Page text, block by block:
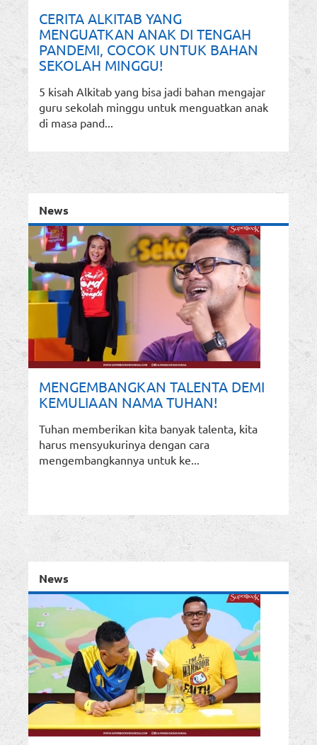
CERITA ALKITAB YANG
MENGUATKAN ANAK DI TENGAH
PANDEMI, COCOK UNTUK BAHAN
SEKOLAH MINGGU!
5 kisah Alkitab yang bisa jadi bahan mengajar
guru sekolah minggu untuk menguatkan anak
di masa pand...
News
MENGEMBANGKAN TALENTA DEMI
KEMULIAAN NAMA TUHAN!
Tuhan memberikan kita banyak talenta, kita
harus mensyukurinya dengan cara
mengembangkannya untuk ke...
News